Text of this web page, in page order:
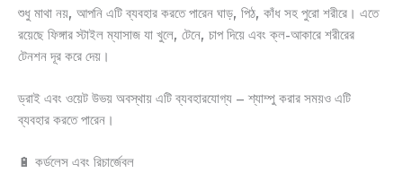
শুধু মাথা নয়, আপনি এটি ব্যবহার করতে পারেন ঘাড়, পিঠ, কাঁধ সহ পুরো শরীরে। এতে
রয়েছে ফিঙ্গার স্টাইল ম্যাসাজ যা খুলে, টেনে, চাপ দিয়ে এবং ক্ল-আকারে শরীরের
টেনশন দূর করে দেয়।
ড্রাই এবং ওয়েট উভয় অবস্থায় এটি ব্যবহারযোগ্য – শ্যাম্পু করার সময়ও এটি
ব্যবহার করতে পারেন।
🔋 কর্ডলেস এবং রিচার্জেবল